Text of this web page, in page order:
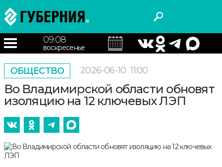
09.08
воскресенье
ОБЩЕСТВО 2026-06-10 11:00
Во Владимирской области обновят
изоляцию на 12 ключевых ЛЭП